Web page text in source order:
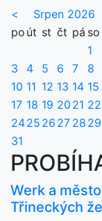
< Srpen 2026
po út st čt pá so
1
3
4 5 6 7 8
10 11 12 13 14 15
17 18 19 20 21 22
2425 26 27 28 29
31
Werk a
Třineckých